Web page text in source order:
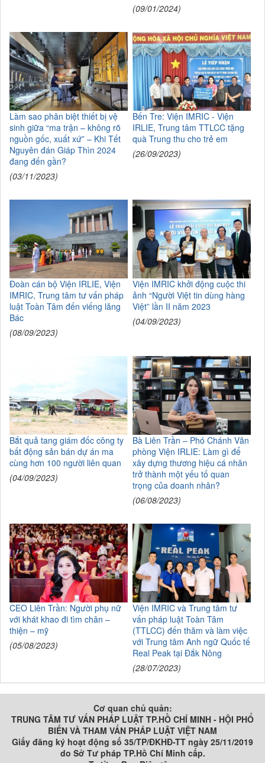
(09/01/2024)
Làm sao phân biệt thiết bị vệ
sinh giữa “ma trận – không rõ
nguồn gốc, xuất xứ” – Khi Tết
Nguyên đán Giáp Thìn 2024
đang đến gần?
(03/11/2023)
Bến Tre: Viện IMRIC - Viện
IRLIE, Trung tâm TTLCC tặng
quà Trung thu cho trẻ em
(26/09/2023)
Đoàn cán bộ Viện IRLIE, Viện
IMRIC, Trung tâm tư vấn pháp
luật Toàn Tâm đến viếng lăng
Bác
(08/09/2023)
Viện IMRIC khởi động cuộc thi
ảnh “Người Việt tin dùng hàng
Việt” lần II năm 2023
(04/09/2023)
Bắt quả tang giám đốc công ty
bất động sản bán dự án ma
cùng hơn 100 người liên quan
(04/09/2023)
Bà Liên Trần – Phó Chánh Văn
phòng Viện IRLIE: Làm gì để
xây dựng thương hiệu cá nhân
trở thành một yếu tố quan
trọng của doanh nhân?
(06/08/2023)
CEO Liên Trần: Người phụ nữ
với khát khao đi tìm chân –
thiện – mỹ
(05/08/2023)
Viện IMRIC và Trung tâm tư
vấn pháp luật Toàn Tâm
(TTLCC) đến thăm và làm việc
với Trung tâm Anh ngữ Quốc tế
Real Peak tại Đắk Nông
(28/07/2023)
Cơ quan chủ quản:
TRUNG TÂM TƯ VẤN PHÁP LUẬT TP.HỒ CHÍ MINH - HỘI PHỔ
BIẾN VÀ THAM VẤN PHÁP LUẬT VIỆT NAM
Giấy đăng ký hoạt động số 35/TP/ĐKHĐ-TT ngày 25/11/2019
do Sở Tư pháp TP.Hồ Chí Minh cấp.